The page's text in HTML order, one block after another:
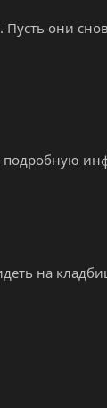
они
подробную
на